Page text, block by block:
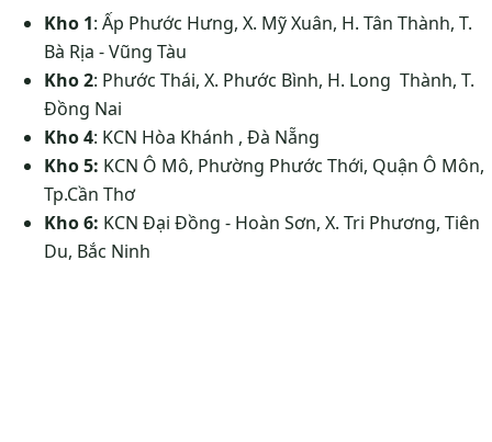
Kho 1: Ấp Phước Hưng, X. Mỹ Xuân, H. Tân Thành, T.
Bà Rịa - Vũng Tàu
Kho 2: Phước Thái, X. Phước Bình, H. Long Thành, T.
Đồng Nai
Kho 4: KCN Hòa Khánh , Đà Nẵng
Kho 5: KCN Ô Mô, Phường Phước Thới, Quận Ô Môn,
Tp.Cần Thơ
Kho 6: KCN Đại Đồng - Hoàn Sơn, X. Tri Phương, Tiên
Du, Bắc Ninh